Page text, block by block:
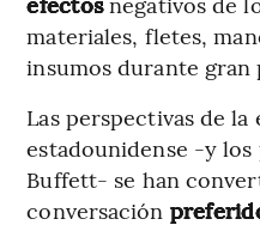
materiales, fletes,
insumos durante gran
Las perspectivas de la
estadounidense -y
Buffett- se han
conversación